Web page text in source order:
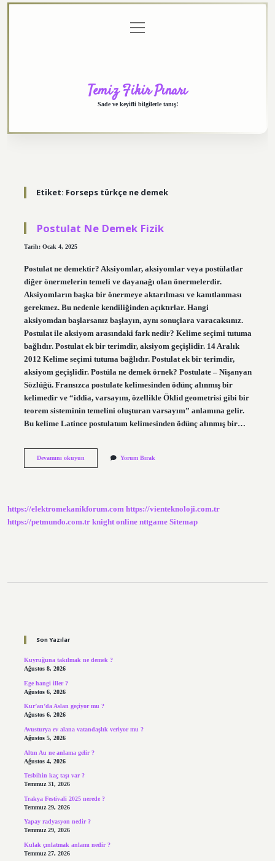
menüyü
aç
Temiz Fikir Pınarı
Sade ve keyifli bilgilerle tanış!
Etiket: Forseps türkçe ne demek
Postulat Ne Demek Fizik
Tarih: Ocak 4, 2025
Postulat ne demektir? Aksiyomlar, aksiyomlar veya postülatlar
diğer önermelerin temeli ve dayanağı olan önermelerdir.
Aksiyomların başka bir önermeye aktarılması ve kanıtlanması
gerekmez. Bu nedenle kendiliğinden açıktırlar. Hangi
aksiyomdan başlarsanız başlayın, aynı sonuçlara varacaksınız.
Postulat ile aksiyom arasındaki fark nedir? Kelime seçimi tutuma
bağlıdır. Postulat ek bir terimdir, aksiyom geçişlidir. 14 Aralık
2012 Kelime seçimi tutuma bağlıdır. Postulat ek bir terimdir,
aksiyom geçişlidir. Postüla ne demek örnek? Postulate – Nişanyan
Sözlüğü. Fransızca postulate kelimesinden ödünç alınmış bir
kelimedir ve “iddia, varsayım, özellikle Öklid geometrisi gibi bir
teorem sisteminin temelini oluşturan varsayım” anlamına gelir.
Bu kelime Latince postulatum kelimesinden ödünç alınmış bir…
Devamını okuyunPostulat
Yorum Bırak
https://elektromekanikforum.com https://vienteknoloji.com.tr
https://petmundo.com.tr knight online nttgame Sitemap
Son Yazılar
Kuyruğuna takılmak ne demek ?
Ağustos 8, 2026
Ege hangi iller ?
Ağustos 6, 2026
Kur’an’da Aslan geçiyor mu ?
Ağustos 6, 2026
Avusturya ev alana vatandaşlık veriyor mu ?
Ağustos 5, 2026
Altın Au ne anlama gelir ?
Ağustos 4, 2026
Tesbihin kaç taşı var ?
Temmuz 31, 2026
Trakya Festivali 2025 nerede ?
Temmuz 29, 2026
Yapay radyasyon nedir ?
Temmuz 29, 2026
Kulak çınlatmak anlamı nedir ?
Temmuz 27, 2026